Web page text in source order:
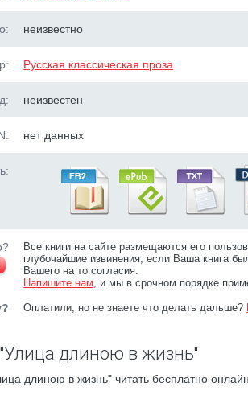
неизвестно
Русская классическая проза
неизвестен
нет данных
Все книги на сайте размещаются его
глубочайшие извинения, если Ваша книга
Вашего на то согласия.
Напишите нам, и мы в срочном порядке
Оплатили, но не знаете что делать дальше?
длиною в жизнь"
длиною в жизнь" читать бесплатно онлайн.